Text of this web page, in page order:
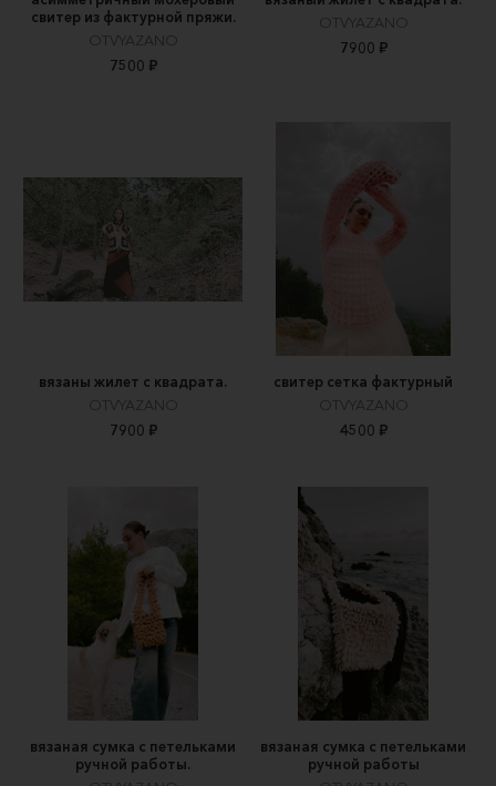
свитер из фактурной пряжи.
OTVYAZANO
7500 ₽
OTVYAZANO
7900 ₽
вязаны жилет с квадрата.
OTVYAZANO
7900 ₽
свитер сетка фактурный
OTVYAZANO
4500 ₽
вязаная сумка с петельками
ручной работы.
вязаная сумка с петельками
ручной работы